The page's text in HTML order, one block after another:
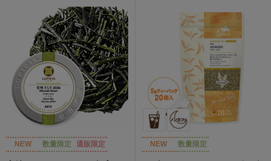
NEW 数量限定 通販限定 NEW 数量限定